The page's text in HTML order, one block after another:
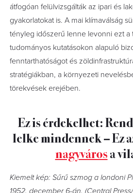
átfogóan felülvizsgálták az ipari és
gyakorlatokat is. A mai klímaválság
tényleg időszerű lenne levonni ezt a
tudományos kutatásokon alapuló
fenntarthatóságot és
stratégiákban, a környezeti
törekvések erejében.
Ez is érdekelhet:
lelke mindennek – Ez
nagyvárosa
Kiemelt kép: Sűrű szmog a londoni
1952. december 6-án. (Central